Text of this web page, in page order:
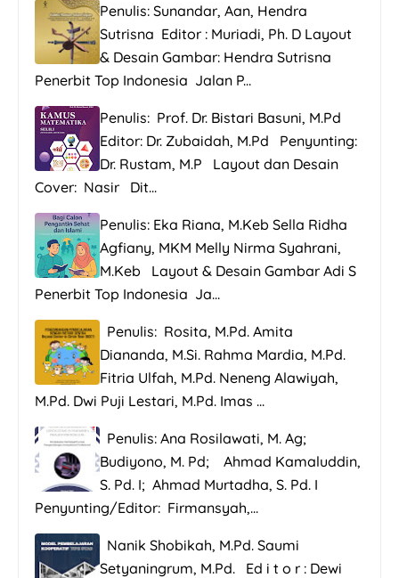
Penulis: Sunandar, Aan, Hendra
Sutrisna Editor : Muriadi, Ph. D Layout
& Desain Gambar: Hendra Sutrisna
Penerbit Top Indonesia Jalan P...
Penulis: Prof. Dr. Bistari Basuni, M.Pd
Editor: Dr. Zubaidah, M.Pd Penyunting:
Dr. Rustam, M.P Layout dan Desain
Cover: Nasir Dit...
Penulis: Eka Riana, M.Keb Sella Ridha
Agfiany, MKM Melly Nirma Syahrani,
M.Keb Layout & Desain Gambar Adi S
Penerbit Top Indonesia Ja...
Penulis: Rosita, M.Pd. Amita
Diananda, M.Si. Rahma Mardia, M.Pd.
Fitria Ulfah, M.Pd. Neneng Alawiyah,
M.Pd. Dwi Puji Lestari, M.Pd. Imas ...
Penulis: Ana Rosilawati, M. Ag;
Budiyono, M. Pd; Ahmad Kamaluddin,
S. Pd. I; Ahmad Murtadha, S. Pd. I
Penyunting/Editor: Firmansyah,...
Nanik Shobikah, M.Pd. Saumi
Setyaningrum, M.Pd. Ed i t o r : Dewi